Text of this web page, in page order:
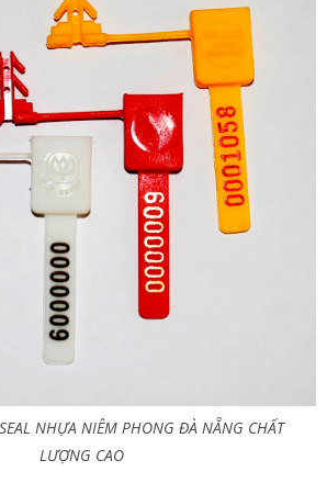
NHỰA NIÊM PHONG ĐÀ NẴNG CHẤT
LƯỢNG CAO